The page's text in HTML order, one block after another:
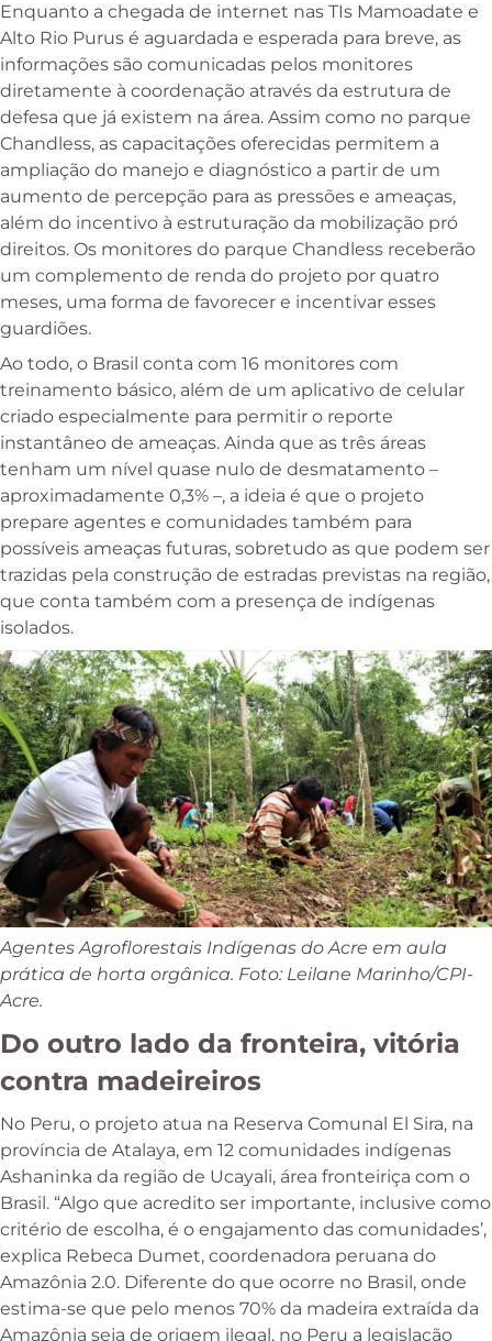
Enquanto a chegada de internet nas TIs Mamoadate e
Alto Rio Purus é aguardada e esperada para breve, as
informações são comunicadas pelos monitores
diretamente à coordenação através da estrutura de
defesa que já existem na área. Assim como no parque
Chandless, as capacitações oferecidas permitem a
ampliação do manejo e diagnóstico a partir de um
aumento de percepção para as pressões e ameaças,
além do incentivo à estruturação da mobilização pró
direitos. Os monitores do parque Chandless receberão
um complemento de renda do projeto por quatro
meses, uma forma de favorecer e incentivar esses
guardiões.
Ao todo, o Brasil conta com 16 monitores com
treinamento básico, além de um aplicativo de celular
criado especialmente para permitir o reporte
instantâneo de ameaças. Ainda que as três áreas
tenham um nível quase nulo de desmatamento –
aproximadamente 0,3% –, a ideia é que o projeto
prepare agentes e comunidades também para
possíveis ameaças futuras, sobretudo as que podem ser
trazidas pela construção de estradas previstas na região,
que conta também com a presença de indígenas
isolados.
Agentes Agroflorestais Indígenas do Acre em aula
prática de horta orgânica. Foto: Leilane Marinho/CPI-
Acre.
Do outro lado da fronteira, vitória
contra madeireiros
No Peru, o projeto atua na Reserva Comunal El Sira, na
província de Atalaya, em 12 comunidades indígenas
Ashaninka da região de Ucayali, área fronteiriça com o
Brasil. “Algo que acredito ser importante, inclusive como
critério de escolha, é o engajamento das comunidades’,
explica Rebeca Dumet, coordenadora peruana do
Amazônia 2.0. Diferente do que ocorre no Brasil, onde
estima-se que pelo menos 70% da madeira extraída da
Amazônia seja de origem ilegal, no Peru a legislação